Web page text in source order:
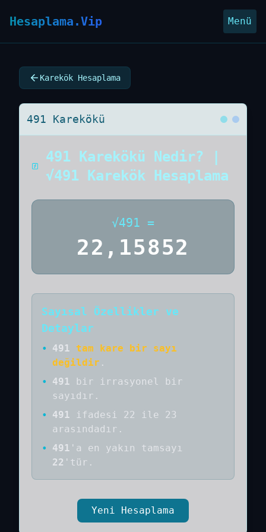
Hesaplama.Vip Menü
Karekök Hesaplama
491 Karekökü
491 Karekökü Nedir? |
√491 Karekök Hesaplama
√491 =
22,15852
Sayısal Özellikler ve
Detaylar
• 491
tam kare bir sayı
değildir .
•
491 bir
irrasyonel bir
sayıdır .
•
491
ifadesi 22 ile 23
arasındadır.
•
491 'a en yakın tamsayı
22 'tür.
Yeni Hesaplama